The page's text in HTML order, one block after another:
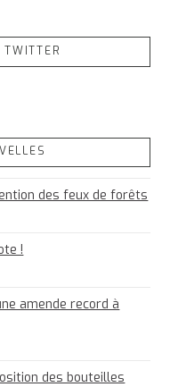
des feux de forêts
!
amende record à
des bouteilles